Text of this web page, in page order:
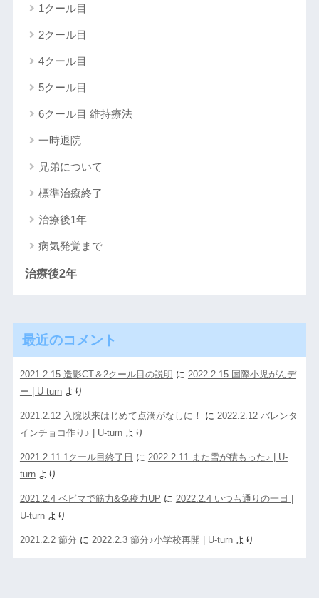
1クール目
2クール目
4クール目
5クール目
6クール目 維持療法
一時退院
兄弟について
標準治療終了
治療後1年
病気発覚まで
治療後2年
最近のコメント
2021.2.15 造影CT＆2クール目の説明 に 2022.2.15 国際小児がんデ
ー | U-turnより
2021.2.12 入院以来はじめて点滴がなしに！ に 2022.2.12 バレンタ
インチョコ作り♪ | U-turnより
2021.2.11 1クール目終了日 に 2022.2.11 また雪が積もった♪ | U-
turnより
2021.2.4 ベビマで筋力&免疫力UP に 2022.2.4 いつも通りの一日 |
U-turnより
2021.2.2 節分 に 2022.2.3 節分♪小学校再開 | U-turnより